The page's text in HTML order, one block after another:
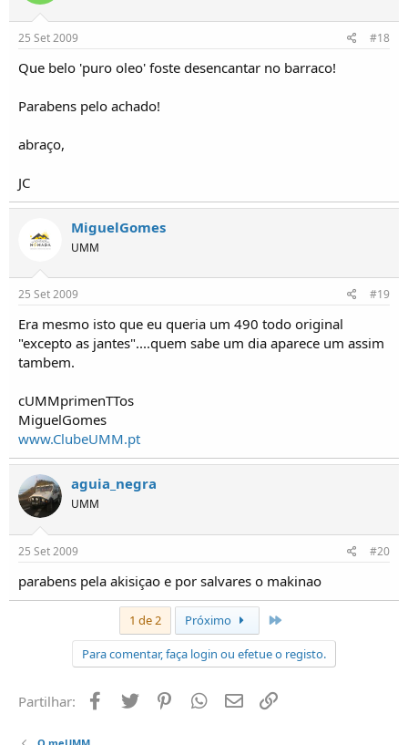
25 Set 2009 #18
Que belo 'puro oleo' foste desencantar no barraco!
Parabens pelo achado!
abraço,
JC
MiguelGomes
UMM
25 Set 2009 #19
Era mesmo isto que eu queria um 490 todo original
"excepto as jantes"....quem sabe um dia aparece um assim
tambem.
cUMMprimenTTos
MiguelGomes
www.ClubeUMM.pt
aguia_negra
UMM
25 Set 2009 #20
parabens pela akisiçao e por salvares o makinao
1 de 2 Próximo
Para comentar, faça login ou efetue o registo.
Partilhar: Facebook
Twitter PinterestWhatsapp
Email